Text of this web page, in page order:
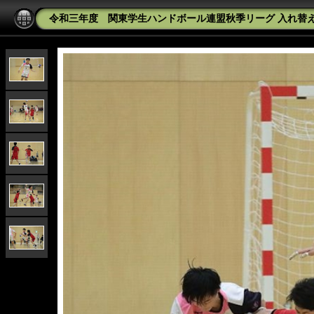
令和三年度 関東学生ハンドボール連盟秋季リーグ 入れ